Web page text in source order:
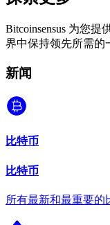
Bitcoinsensus 为您
界中保持领先所需的
新闻
比特币
比特币
所有最新和最重要的